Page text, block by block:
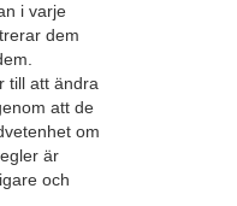
i varje
dem
till att ändra
att de
om
är
och